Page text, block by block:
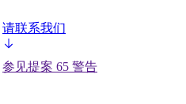
请联系我们
参见提案 65 警告